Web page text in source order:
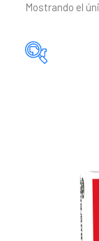
MEGASALUD
TRABAJAR EN
SEARCH
Mostrando el